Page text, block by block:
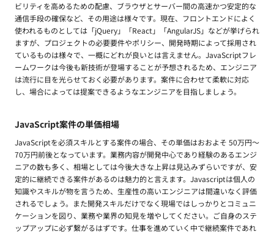
ビリティを高めるための配慮、ブラウザとサーバー間の高速かつ安定的な
通信手段の確保など、その用途は様々です。現在、フロントエンドによく
使われるものとしては「jQuery」「React」「AngularJS」などが挙げられ
ますが、プロジェクトの必要要件やポリシー、開発時期によって採用され
ているものは様々で、一概にどれが良いとは言えません。JavaScriptフレ
ームワークは今後も新技術が登場することが予想されるため、エンジニア
は流行に目を光らせておく必要があります。案件に合わせて柔軟に対応
し、場合によっては提案できるようなエンジニアを目指しましょう。
JavaScript案件の単価相場
JavaScriptを必須スキルとする案件の場合、その単価はおおよそ 50万円〜
70万円前後となっています。業務内容が開発中心であり経験のあるエンジ
ニアの数も多く、相場としては今後大きな上昇は見込みずらいですが、安
定的に継続できる案件があるのは魅力的と言えます。Javascriptは個人の
知識やスキルが物を言うため、生産性の高いエンジニアは間違いなく評価
されるでしょう。また開発スキルだけでなく現場ではしっかりとコミュニ
ケーションを図り、業務や業界の知見を増やしてください。ご自身のステ
ップアップに必ず繋がるはずです。仕事を進めていく中で継続案件であれ